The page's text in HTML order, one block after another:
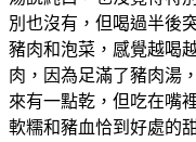
別也沒有，但喝過半後
豬肉和泡菜，感覺越喝
肉，因為足滿了豬肉湯
來有一點乾，但吃在嘴
軟糯和豬血恰到好處的